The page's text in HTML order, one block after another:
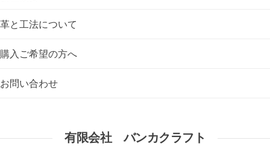
革と工法について
購入ご希望の方へ
お問い合わせ
有限会社 バンカクラフト